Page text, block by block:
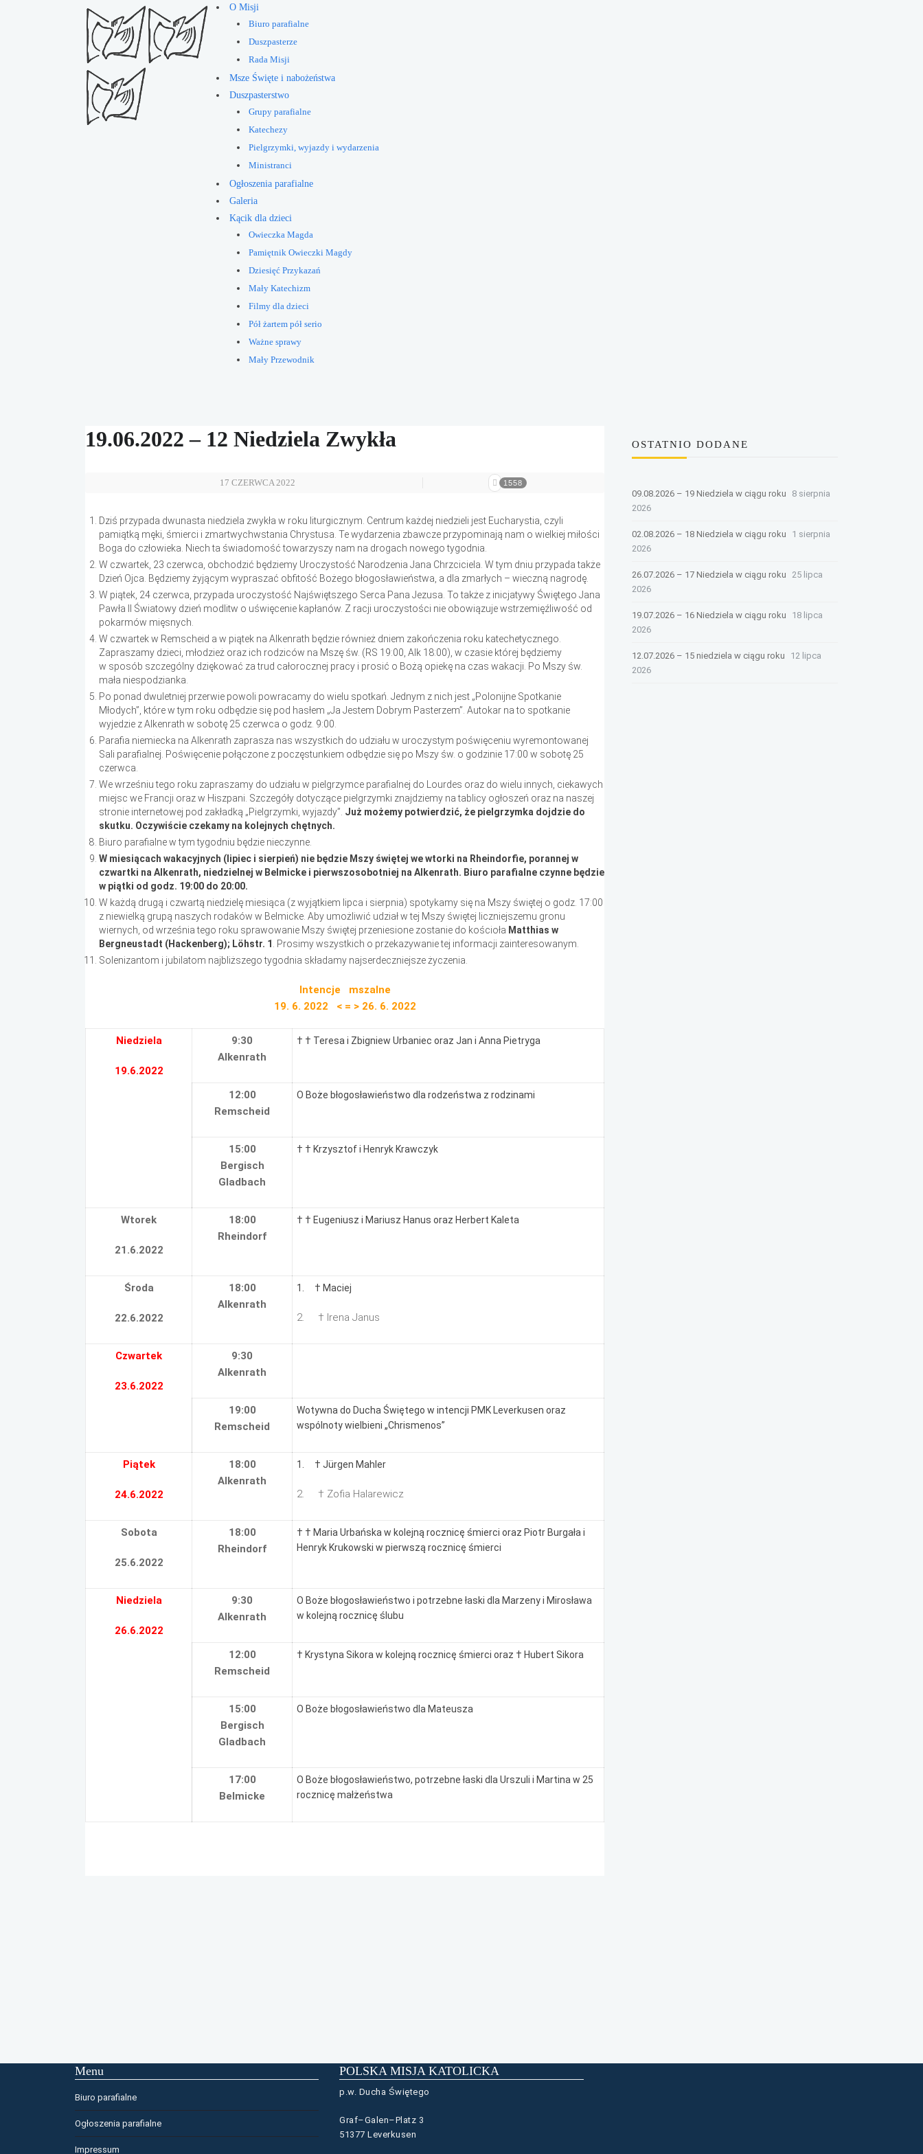
O Misji
Biuro parafialne
Duszpasterze
Rada Misji
Msze Święte i nabożeństwa
Duszpasterstwo
Grupy parafialne
Katechezy
Pielgrzymki, wyjazdy i wydarzenia
Ministranci
Ogłoszenia parafialne
Galeria
Kącik dla dzieci
Owieczka Magda
Pamiętnik Owieczki Magdy
Dziesięć Przykazań
Mały Katechizm
Filmy dla dzieci
Pół żartem pół serio
Ważne sprawy
Mały Przewodnik
19.06.2022 – 12 Niedziela Zwykła
17 CZERWCA 2022 1558
Dziś przypada dwunasta niedziela zwykła w roku liturgicznym. Centrum każdej niedzieli jest Eucharystia, czyli
pamiątką męki, śmierci i zmartwychwstania Chrystusa. Te wydarzenia zbawcze przypominają nam o wielkiej miłości
Boga do człowieka. Niech ta świadomość towarzyszy nam na drogach nowego tygodnia.
W czwartek, 23 czerwca, obchodzić będziemy Uroczystość Narodzenia Jana Chrzciciela. W tym dniu przypada także
Dzień Ojca. Będziemy żyjącym wypraszać obfitość Bożego błogosławieństwa, a dla zmarłych – wieczną nagrodę.
W piątek, 24 czerwca, przypada uroczystość Najświętszego Serca Pana Jezusa. To także z inicjatywy Świętego Jana
Pawła II Światowy dzień modlitw o uświęcenie kapłanów. Z racji uroczystości nie obowiązuje wstrzemięźliwość od
pokarmów mięsnych.
W czwartek w Remscheid a w piątek na Alkenrath będzie również dniem zakończenia roku katechetycznego.
Zapraszamy dzieci, młodzież oraz ich rodziców na Mszę św. (RS 19:00, Alk 18:00), w czasie której będziemy
w sposób szczególny dziękować za trud całorocznej pracy i prosić o Bożą opiekę na czas wakacji. Po Mszy św.
mała niespodzianka.
Po ponad dwuletniej przerwie powoli powracamy do wielu spotkań. Jednym z nich jest „Polonijne Spotkanie
Młodych”, które w tym roku odbędzie się pod hasłem „Ja Jestem Dobrym Pasterzem”. Autokar na to spotkanie
wyjedzie z Alkenrath w sobotę 25 czerwca o godz. 9:00.
Parafia niemiecka na Alkenrath zaprasza nas wszystkich do udziału w uroczystym poświęceniu wyremontowanej
Sali parafialnej. Poświęcenie połączone z poczęstunkiem odbędzie się po Mszy św. o godzinie 17:00 w sobotę 25
czerwca.
We wrześniu tego roku zapraszamy do udziału w pielgrzymce parafialnej do Lourdes oraz do wielu innych, ciekawych
miejsc we Francji oraz w Hiszpani. Szczegóły dotyczące pielgrzymki znajdziemy na tablicy ogłoszeń oraz na naszej
stronie internetowej pod zakładką „Pielgrzymki, wyjazdy”. Już możemy potwierdzić, że pielgrzymka dojdzie do
skutku. Oczywiście czekamy na kolejnych chętnych.
Biuro parafialne w tym tygodniu będzie nieczynne.
W miesiącach wakacyjnych (lipiec i sierpień) nie będzie Mszy świętej we wtorki na Rheindorfie, porannej w
czwartki na Alkenrath, niedzielnej w Belmicke i pierwszosobotniej na Alkenrath. Biuro parafialne czynne będzie
w piątki od godz. 19:00 do 20:00.
W każdą drugą i czwartą niedzielę miesiąca (z wyjątkiem lipca i sierpnia) spotykamy się na Mszy świętej o godz. 17:00
z niewielką grupą naszych rodaków w Belmicke. Aby umożliwić udział w tej Mszy świętej liczniejszemu gronu
wiernych, od września tego roku sprawowanie Mszy świętej przeniesione zostanie do kościoła Matthias w
Bergneustadt (Hackenberg); Löhstr. 1
. Prosimy wszystkich o przekazywanie tej informacji zainteresowanym.
Solenizantom i jubilatom najbliższego tygodnia składamy najserdeczniejsze życzenia.
Intencje mszalne
19. 6. 2022 < = > 26. 6. 2022
Niedziela
19.6.2022
9:30
Alkenrath
† † Teresa i Zbigniew Urbaniec oraz Jan i Anna Pietryga
12:00
Remscheid
O Boże błogosławieństwo dla rodzeństwa z rodzinami
15:00
Bergisch
Gladbach
† † Krzysztof i Henryk Krawczyk
Wtorek
21.6.2022
18:00
Rheindorf
† † Eugeniusz i Mariusz Hanus oraz Herbert Kaleta
Środa
22.6.2022
18:00
Alkenrath
1. † Maciej
2. † Irena Janus
Czwartek
23.6.2022
9:30
Alkenrath
19:00
Remscheid
Wotywna do Ducha Świętego w intencji PMK Leverkusen oraz
wspólnoty wielbieni „Chrismenos”
Piątek
24.6.2022
18:00
Alkenrath
1. † Jürgen Mahler
2. † Zofia Halarewicz
Sobota
25.6.2022
18:00
Rheindorf
† † Maria Urbańska w kolejną rocznicę śmierci oraz Piotr Burgała i
Henryk Krukowski w pierwszą rocznicę śmierci
Niedziela
26.6.2022
9:30
Alkenrath
O Boże błogosławieństwo i potrzebne łaski dla Marzeny i Mirosława
w kolejną rocznicę ślubu
12:00
Remscheid
† Krystyna Sikora w kolejną rocznicę śmierci oraz † Hubert Sikora
15:00
Bergisch
Gladbach
O Boże błogosławieństwo dla Mateusza
17:00
Belmicke
O Boże błogosławieństwo, potrzebne łaski dla Urszuli i Martina w 25
rocznicę małżeństwa
OSTATNIO DODANE
09.08.2026 – 19 Niedziela w ciągu roku
8 sierpnia
2026
02.08.2026 – 18 Niedziela w ciągu roku
1 sierpnia
2026
26.07.2026 – 17 Niedziela w ciągu roku
25 lipca
2026
19.07.2026 – 16 Niedziela w ciągu roku
18 lipca
2026
12.07.2026 – 15 niedziela w ciągu roku
12 lipca
2026
Menu
Biuro parafialne
Ogłoszenia parafialne
Impressum
POLSKA MISJA KATOLICKA
p.w. Ducha Świętego
Graf–Galen–Platz 3
51377 Leverkusen